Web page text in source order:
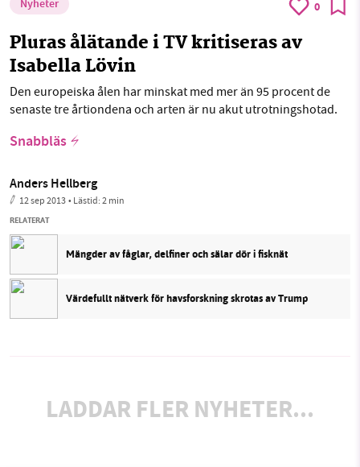
Nyheter 0
Pluras ålätande i TV kritiseras av
Isabella Lövin
Den europeiska ålen har minskat med mer än 95 procent de
senaste tre årtiondena och arten är nu akut utrotningshotad.
Snabbläs
Anders Hellberg
12 sep 2013• Lästid:2 min
RELATERAT
Mängder av fåglar, delfiner och sälar dör i fisknät
Värdefullt nätverk för havsforskning skrotas av Trump
LADDAR FLER NYHETER...